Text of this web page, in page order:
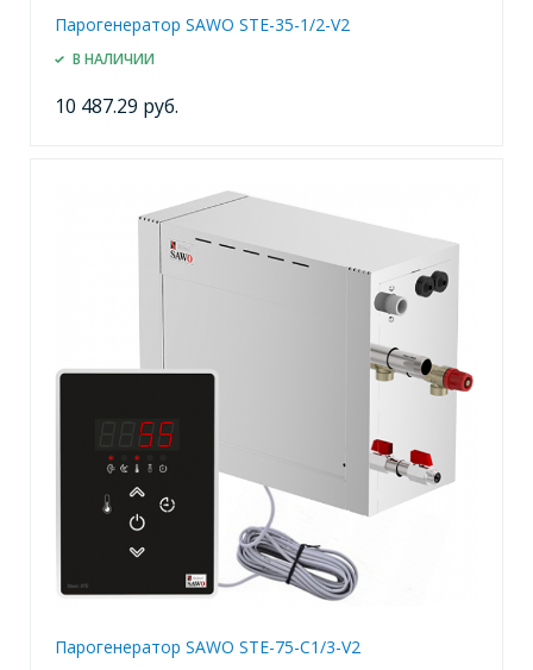
Парогенератор SAWO STE-35-1/2-V2
В НАЛИЧИИ
10 487.29 руб.
Парогенератор SAWO STE-75-C1/3-V2